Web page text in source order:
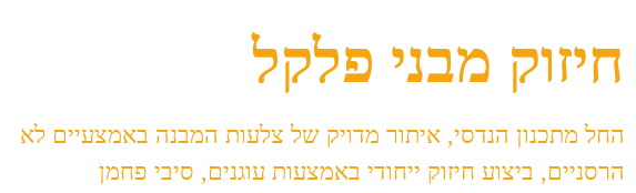
חיזוק מבני פלקל
החל מתכנון הנדסי, איתור מדויק של צלעות המבנה באמצעיים לא
הרסניים, ביצוע חיזוק ייחודי באמצעות עוגנים, סיבי פחמן